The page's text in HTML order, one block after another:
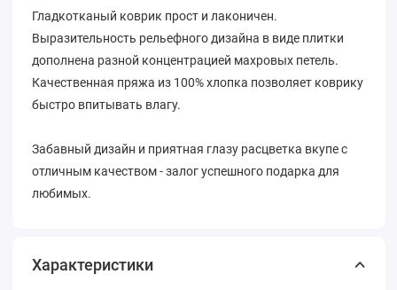
Гладкотканый коврик прост и лаконичен.
Выразительность рельефного дизайна в виде плитки
дополнена разной концентрацией махровых петель.
Качественная пряжа из 100% хлопка позволяет коврику
быстро впитывать влагу.
Забавный дизайн и приятная глазу расцветка вкупе с
отличным качеством - залог успешного подарка для
любимых.
Характеристики